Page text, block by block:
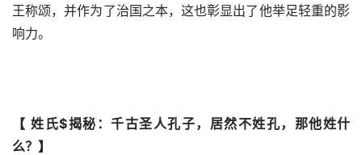
王称颂，并作为了治国之本，这也彰显出了他举足轻重的影
响力。
【 姓氏$揭秘：千古圣人孔子，居然不姓孔，那他姓什
么？】